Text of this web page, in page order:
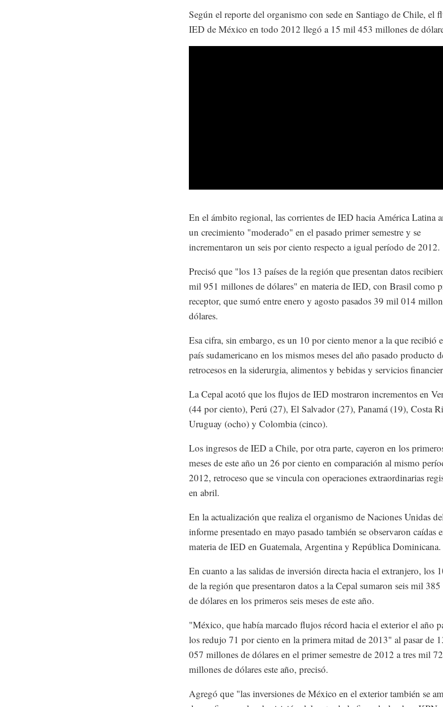
Según el reporte del organismo con sede en Santiago de Chile, el
IED de México en todo 2012 llegó a 15 mil 453 millones de
En el ámbito regional, las corrientes de IED hacia América Latina
un crecimiento "moderado" en el pasado primer semestre y se
incrementaron un seis por ciento respecto a igual período de 2012.
Precisó que "los 13 países de la región que presentan datos
mil 951 millones de dólares" en materia de IED, con Brasil como
receptor, que sumó entre enero y agosto pasados 39 mil 014
dólares.
Esa cifra, sin embargo, es un 10 por ciento menor a la que recibió
país sudamericano en los mismos meses del año pasado producto
retrocesos en la siderurgia, alimentos y bebidas y servicios
La Cepal acotó que los flujos de IED mostraron incrementos en
(44 por ciento), Perú (27), El Salvador (27), Panamá (19), Costa
Uruguay (ocho) y Colombia (cinco).
Los ingresos de IED a Chile, por otra parte, cayeron en los
meses de este año un 26 por ciento en comparación al mismo
2012, retroceso que se vincula con operaciones extraordinarias
en abril.
En la actualización que realiza el organismo de Naciones Unidas
informe presentado en mayo pasado también se observaron caídas
materia de IED en Guatemala, Argentina y República Dominicana.
En cuanto a las salidas de inversión directa hacia el extranjero, los
de la región que presentaron datos a la Cepal sumaron seis mil
de dólares en los primeros seis meses de este año.
"México, que había marcado flujos récord hacia el exterior el año
los redujo 71 por ciento en la primera mitad de 2013" al pasar de
057 millones de dólares en el primer semestre de 2012 a tres mil
millones de dólares este año, precisó.
Agregó que "las inversiones de México en el exterior también se